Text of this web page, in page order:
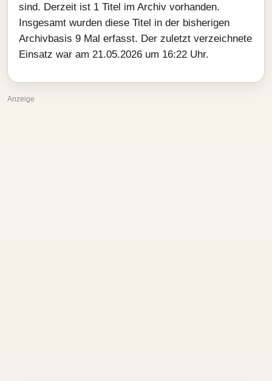
sind. Derzeit ist 1 Titel im Archiv vorhanden.
Insgesamt wurden diese Titel in der bisherigen
Archivbasis 9 Mal erfasst. Der zuletzt verzeichnete
Einsatz war am 21.05.2026 um 16:22 Uhr.
Anzeige